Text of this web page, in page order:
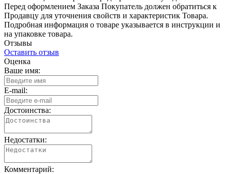
Перед оформлением Заказа Покупатель должен обратиться к
Продавцу для уточнения свойств и характеристик Товара.
Подробная информация о товаре указывается в инструкции и
на упаковке товара.
Отзывы
Оставить отзыв
Оценка
Ваше имя:
E-mail:
Достоинства:
Недостатки:
Комментарий: